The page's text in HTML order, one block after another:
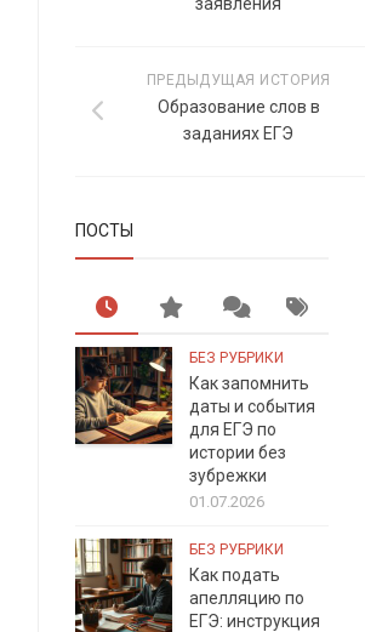
ПРЕДЫДУЩАЯ ИСТОРИЯ
Образование слов в
заданиях ЕГЭ
ПОСТЫ
БЕЗ РУБРИКИ
Как запомнить
даты и события
для ЕГЭ по
истории без
зубрежки
01.07.2026
БЕЗ РУБРИКИ
Как подать
апелляцию по
ЕГЭ: инструкция